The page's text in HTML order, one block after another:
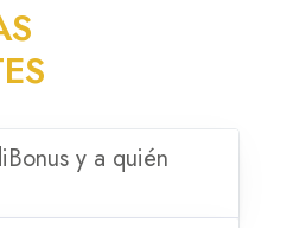
y a quién